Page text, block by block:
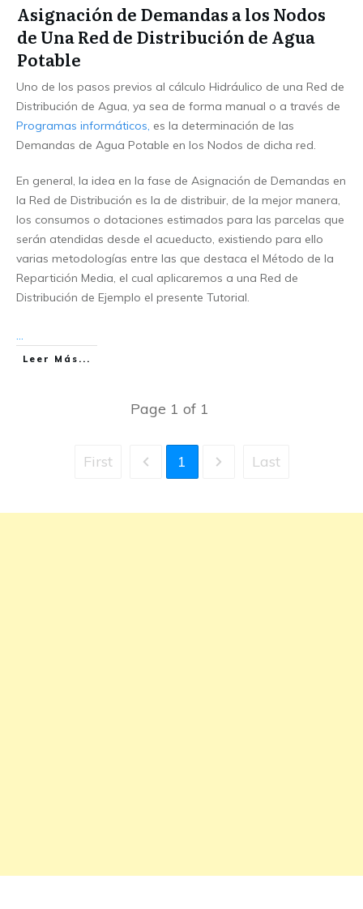
Asignación de Demandas a los Nodos
de Una Red de Distribución de Agua
Potable
Uno de los pasos previos al cálculo Hidráulico de una Red de
Distribución de Agua, ya sea de forma manual o a través de
Programas informáticos, es la determinación de las
Demandas de Agua Potable en los Nodos de dicha red.
En general, la idea en la fase de Asignación de Demandas en
la Red de Distribución es la de distribuir, de la mejor manera,
los consumos o dotaciones estimados para las parcelas que
serán atendidas desde el acueducto, existiendo para ello
varias metodologías entre las que destaca el Método de la
Repartición Media, el cual aplicaremos a una Red de
Distribución de Ejemplo el presente Tutorial.
Leer Más...
Page 1 of 1
First 1 Last